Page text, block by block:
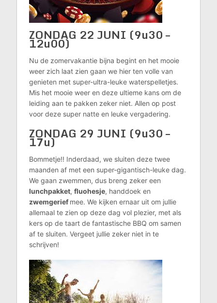
ZONDAG 22 JUNI (9u30 –
12u00)
Nu de zomervakantie bijna begint en het mooie
weer zich laat zien gaan we hier ten volle van
genieten met super-ultra-leuke waterspelletjes.
Mis het mooie weer en deze ultieme kans om de
leiding aan te pakken zeker niet. Allen op post
voor deze super natte en leuke vergadering.
ZONDAG 29 JUNI (9u30 –
17u)
Bommetje!! Inderdaad, we sluiten deze twee
maanden af met een super-gigantisch-leuke dag.
We gaan zwemmen, dus breng zeker een
lunchpakket, fluohesje, handdoek en
zwemgerief mee. We kijken ernaar uit om jullie
allemaal te zien op deze dag vol plezier, met als
kers op de taart de fantastische BBQ om samen
af te sluiten. Vergeet jullie zeker niet in te
schrijven!